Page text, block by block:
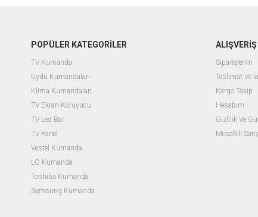
POPÜLER KATEGORİLER
TV Kumanda
Uydu Kumandaları
Klima Kumandaları
TV Ekran Koruyucu
TV Led Bar
TV Panel
Vestel Kumanda
LG Kumanda
Toshiba Kumanda
Samsung Kumanda
Siparişlerim
Teslimat Ve
Kargo Takip
Hesabım
Gizlilik Ve
Mesafeli